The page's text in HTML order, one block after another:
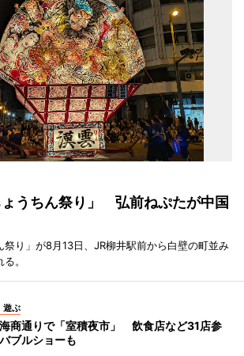
うちん祭り」 弘前ねぷたが中国
祭り」が8月13日、JR柳井駅前から白壁の町並み
。
遊ぶ
商通りで「室積夜市」 飲食店など31店参
ブルショーも